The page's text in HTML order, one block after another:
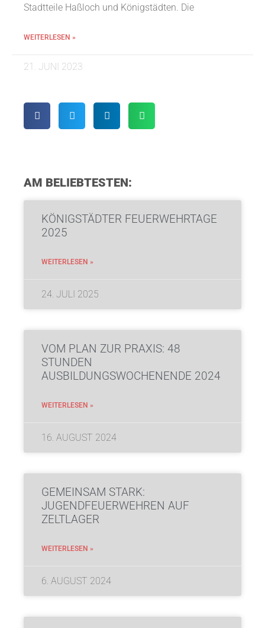
Stadtteile Haßloch und Königstädten. Die
WEITERLESEN »
21. JUNI 2023
AM BELIEBTESTEN:
KÖNIGSTÄDTER FEUERWEHRTAGE
2025
WEITERLESEN »
24. JULI 2025
VOM PLAN ZUR PRAXIS: 48
STUNDEN
AUSBILDUNGSWOCHENENDE 2024
WEITERLESEN »
16. AUGUST 2024
GEMEINSAM STARK:
JUGENDFEUERWEHREN AUF
ZELTLAGER
WEITERLESEN »
6. AUGUST 2024